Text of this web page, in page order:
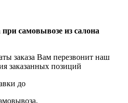
самовывозе из салона
заказа Вам перезвонит наш
заказанных позиций
до